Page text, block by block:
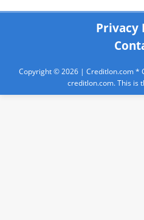
Privacy
Copyright © 2026 | Creditlon.com*
creditlon.com. This is